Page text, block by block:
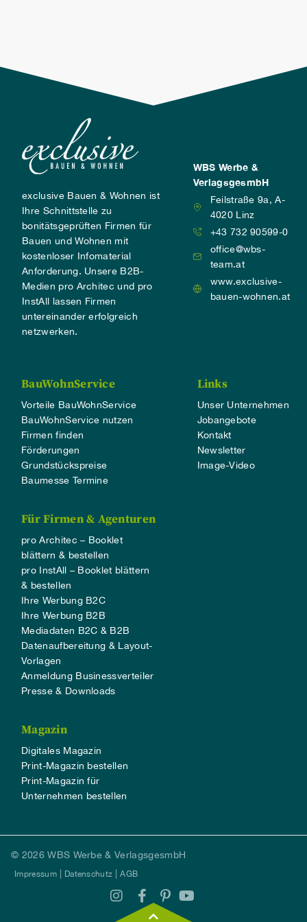
exclusive Bauen & Wohnen ist
Ihre Schnittstelle zu
bonitätsgeprüften Firmen für
Bauen und Wohnen mit
kostenloser Infomaterial
Anforderung. Unsere B2B-
Medien pro Architec und pro
InstAll lassen Firmen
untereinander erfolgreich
netzwerken.
WBS Werbe &
VerlagsgesmbH
Feilstraße 9a, A-
4020 Linz
+43 732 90599-0
office@wbs-
team.at
www.exclusive-
bauen-wohnen.at
BauWohnService
Vorteile BauWohnService
BauWohnService nutzen
Firmen finden
Förderungen
Grundstückspreise
Baumesse Termine
Links
Unser Unternehmen
Jobangebote
Kontakt
Newsletter
Image-Video
Für Firmen & Agenturen
pro Architec – Booklet
blättern & bestellen
pro InstAll – Booklet blättern
& bestellen
Ihre Werbung B2C
Ihre Werbung B2B
Mediadaten B2C & B2B
Datenaufbereitung & Layout-
Vorlagen
Anmeldung Businessverteiler
Presse & Downloads
Magazin
Digitales Magazin
Print-Magazin bestellen
Print-Magazin für
Unternehmen bestellen
© 2026 WBS Werbe & VerlagsgesmbH
Impressum Datenschutz AGB